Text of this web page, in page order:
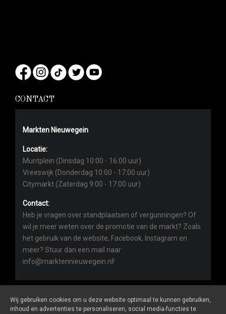
CONTACT
Markten Nieuwegein
Locatie:
Muntplein (Dinsdag 10:00 - 16:00 uur)
Vreeswijk (Donderdag 10:00 - 17:00 uur)
Citymarkt (Zaterdag 9:00 - 17:00 uur)
Contact:
Heb je vragen over standplaatsen of vergunningen? Of
wil je meer weten over de promotie van de markt? Zoals
het gebruik van de website, Facebook, Instagram en
meer? Stuur dan een mail naar
info@marktennieuwegein.nl!
Wij gebruiken cookies om u deze website optimaal te kunnen gebruiken,
inhoud en advertenties te personaliseren, social media-functies te